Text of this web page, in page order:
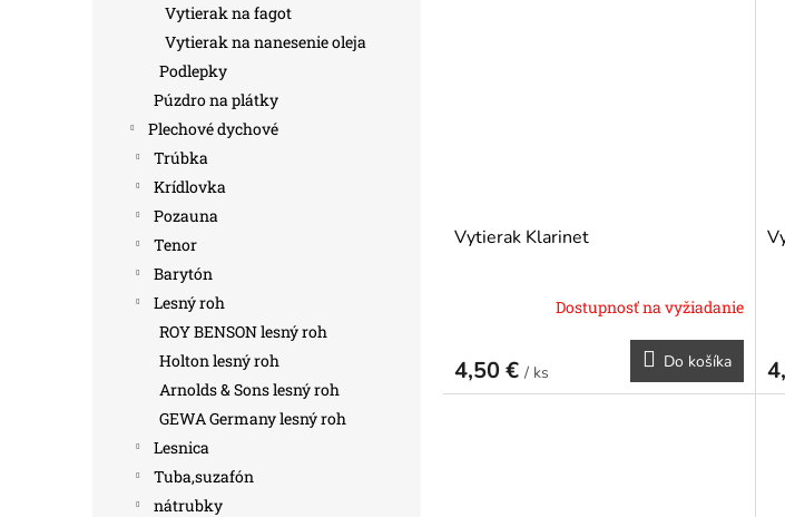
Vytierak na fagot
Vytierak na nanesenie oleja
Podlepky
Púzdro na plátky
Plechové dychové
Trúbka
Krídlovka
Pozauna
Tenor
Barytón
Lesný roh
ROY BENSON lesný roh
Holton lesný roh
Arnolds & Sons lesný roh
GEWA Germany lesný roh
Lesnica
Tuba,suzafón
nátrubky
Vytierak Klarinet
Dostupnosť na vyžiadanie
4,50 € / ks
Do košíka